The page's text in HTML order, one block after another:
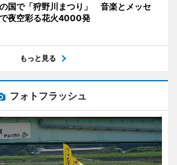
国で「狩野川まつり」 音楽とメッセ
夜空彩る花火4000発
もっと見る
フォトフラッシュ